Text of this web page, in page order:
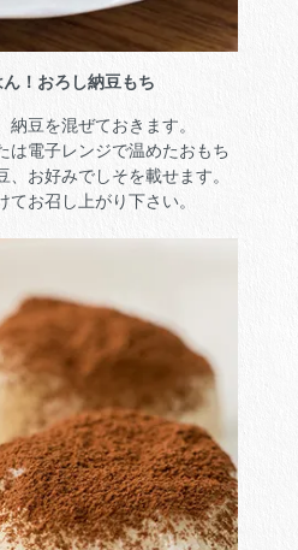
！おろし納豆もち
豆を混ぜておきます。
は電子レンジで温めたおもち
お好みでしそを載せます。
お召し上がり下さい。